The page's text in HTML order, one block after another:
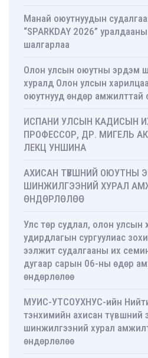
Манай оюутнуудын
“SPARKDAY 2026”
шалгарлаа
Олон улсын оюутны эрдэм
хуралд Олон улсын
оюутнууд өндөр амжилттай
ИСПАНИ УЛСЫН КАДИСЫН
ПРОФЕССОР, ДР. МИГЕЛЬ
ЛЕКЦ УНШИНА
АХИСАН ТҮВШНИЙ ОЮУТНЫ
ШИНЖИЛГЭЭНИЙ ХУРАЛ
ӨНДӨРЛӨЛӨӨ
Улс төр судлал, олон улсын
удирдлагын сургуулиас
ээлжит судалгааны их
дугаар сарын 06-ны өдөр
өндөрлөлөө
МУИС-УТСОУХНУС-ийн
тэнхимийн ахисан түвшний
шинжилгээний хурал
өндөрлөлөө